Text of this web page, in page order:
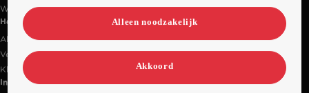
Werken bij RTL
Handige links
Alle films & series
Veelgestelde vragen
Klantenservice
Informatie
Alleen noodzakelijk
Akkoord